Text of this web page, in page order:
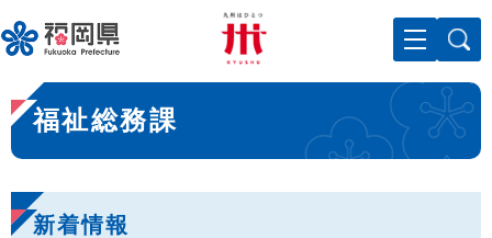
ー
ジ
先
頭
で
。
メニューを飛ばして本文へ
本
文
福祉総務課
新着情報